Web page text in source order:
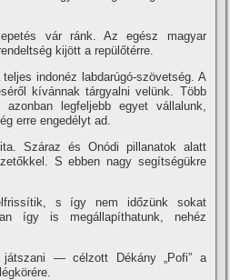
vár ránk. Az egész magyar
kijött a repülőtérre.
indonéz labdarúgó-szövetség. A
kí­vánnak tárgyalni velünk. Több
legfeljebb egyet vállalunk,
erre engedélyt ad.
Száraz és Onódi pillanatok alatt
S ebben nagy segí­tségükre
s í­gy nem időzünk sokat
í­gy is megállapí­thatunk, nehéz
— célzott Dékány „Pofi” a